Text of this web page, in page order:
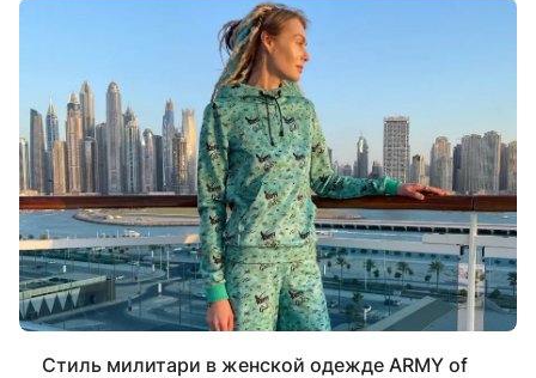
Стиль милитари в женской одежде ARMY of